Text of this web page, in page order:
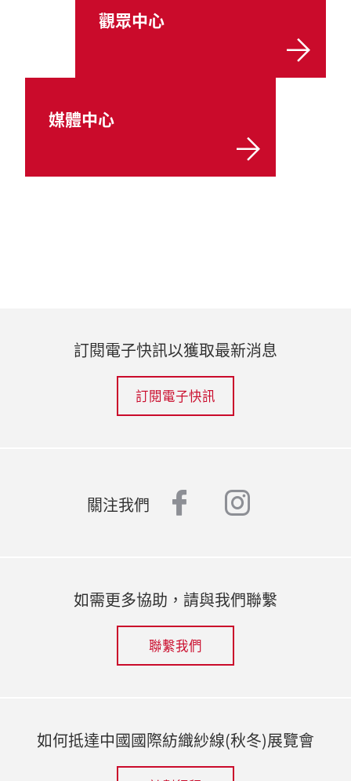
觀眾中心
媒體中心
訂閱電子快訊以獲取最新消息
訂閱電子快訊
關注我們 facebook
如需更多協助，請與我們聯繫
聯繫我們
如何抵達中國國際紡織紗線(秋冬)展覽會